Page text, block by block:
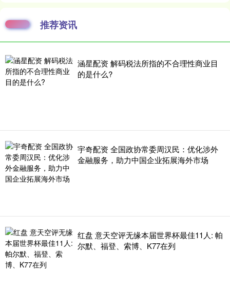
推荐资讯
涵星配资 解码税法所指的不合理性商业目
的是什么?
宇奇配资 全国政协常委周汉民：优化涉外
金融服务，助力中国企业拓展海外市场
红盘 意天空评无缘本届世界杯最佳11人: 帕
尔默、福登、索博、K77在列